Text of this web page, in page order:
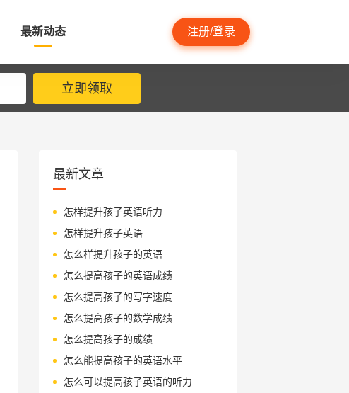
最新动态 注册/登录
立即领取
最新文章
怎样提升孩子英语听力
怎样提升孩子英语
怎么样提升孩子的英语
怎么提高孩子的英语成绩
怎么提高孩子的写字速度
怎么提高孩子的数学成绩
怎么提高孩子的成绩
怎么能提高孩子的英语水平
怎么可以提高孩子英语的听力